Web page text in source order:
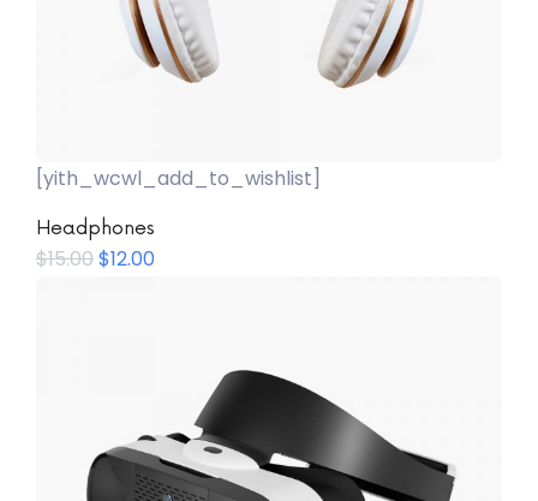
Añadir Al Carrito
[yith_wcwl_add_to_wishlist]
Headphones
$15.00$12.00